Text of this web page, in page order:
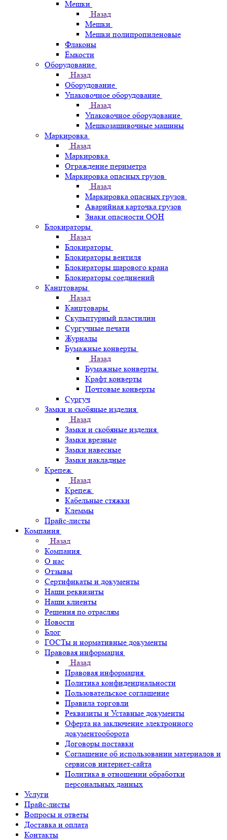
Мешки
Назад
Мешки
Мешки полипропиленовые
Флаконы
Ёмкости
Оборудование
Назад
Оборудование
Упаковочное оборудование
Назад
Упаковочное оборудование
Мешкозашивочные машины
Маркировка
Назад
Маркировка
Ограждение периметра
Маркировка опасных грузов
Назад
Маркировка опасных грузов
Аварийная карточка грузов
Знаки опасности ООН
Блокираторы
Назад
Блокираторы
Блокираторы вентиля
Блокираторы шарового крана
Блокираторы соединений
Канцтовары
Назад
Канцтовары
Скульптурный пластилин
Сургучные печати
Журналы
Бумажные конверты
Назад
Бумажные конверты
Крафт конверты
Почтовые конверты
Сургуч
Замки и скобяные изделия
Назад
Замки и скобяные изделия
Замки врезные
Замки навесные
Замки накладные
Крепеж
Назад
Крепеж
Кабельные стяжки
Клеммы
Прайс-листы
Компания
Назад
Компания
О нас
Отзывы
Сертификаты и документы
Наши реквизиты
Наши клиенты
Решения по отраслям
Новости
Блог
ГОСТы и нормативные документы
Правовая информация
Назад
Правовая информация
Политика конфиденциальности
Пользовательское соглашение
Правила торговли
Реквизиты и Уставные документы
Оферта на заключение электронного
документооборота
Договоры поставки
Соглашение об использовании материалов и
сервисов интернет-сайта
Политика в отношении обработки
персональных данных
Услуги
Прайс-листы
Вопросы и ответы
Доставка и оплата
Контакты